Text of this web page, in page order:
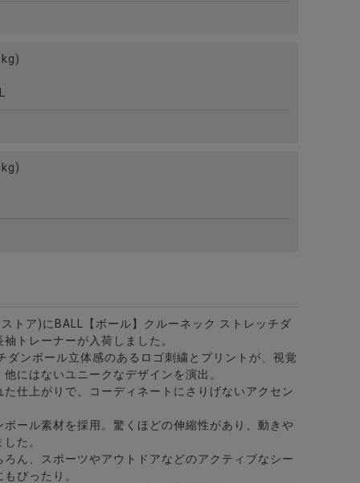
ト/全12色
ー7分袖カプリシャツ/全8色
トア)にBALL【ボール】クルーネック ストレッチダ
トレーナーが入荷しました。
ダンボール立体感のあるロゴ刺繍とプリントが、視覚
にはないユニークなデザインを演出。
た仕上がりで、コーディネートにさりげないアクセン
ール素材を採用。驚くほどの伸縮性があり、動きや
た。
ろん、スポーツやアウトドアなどのアクティブなシー
ぴったり。